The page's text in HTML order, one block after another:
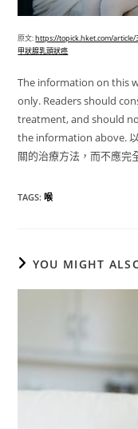
原文:https://topick.hket.com/article/
甲狀腺乳頭狀癌
The information on this
only. Readers should
treatment, and should
the information above.
關的治療方法，而不應完
TAGS:喉
YOU MIGHT